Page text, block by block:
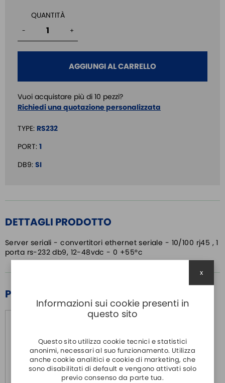
QUANTITÀ
- +
AGGIUNGI AL CARRELLO
Vuoi acquistare più di 10 pezzi?
Richiedi una quotazione personalizzata
TYPE: RS232
PORT: 1
DB9: SI
DETTAGLI PRODOTTO
Server seriali - convertitori ethernet seriale - 10/100 rj45 , 1
porta rs-232 db9, 12-48vdc - 0 +55°c
PRODOTTI CORRELATI
Informazioni sui cookie presenti in
questo sito
Questo sito utilizza cookie tecnici e statistici
anonimi, necessari al suo funzionamento. Utilizza
anche cookie analitici e cookie di marketing, che
sono disabilitati di default e vengono attivati solo
previo consenso da parte tua.
x